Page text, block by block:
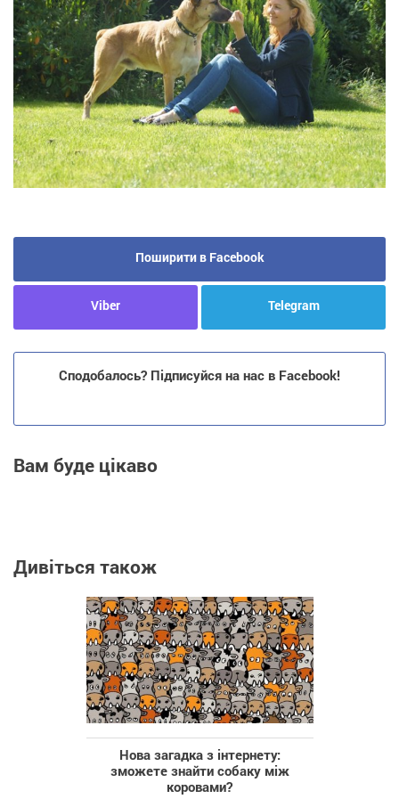
Поширити в Facebook
Viber Telegram
Сподобалось? Підписуйся на нас в Facebook!
Вам буде цікаво
Дивіться також
Нова загадка з інтернету:
зможете знайти собаку між
коровами?